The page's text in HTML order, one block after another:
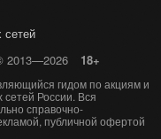
сетей
2013—2026 18+
гидом по акциям и
России. Вся
справочно-
публичной офертой